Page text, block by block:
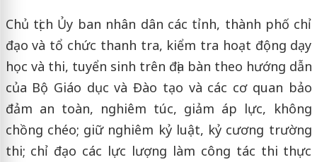
Chủ tịch Ủy ban nhân dân các tỉnh, thành phố chỉ
đạo và tổ chức thanh tra, kiểm tra hoạt động dạy
học và thi, tuyển sinh trên địa bàn theo hướng dẫn
của Bộ Giáo dục và Đào tạo và các cơ quan bảo
đảm an toàn, nghiêm túc, giảm áp lực, không
chồng chéo; giữ nghiêm kỷ luật, kỷ cương trường
thi; chỉ đạo các lực lượng làm công tác thi thực